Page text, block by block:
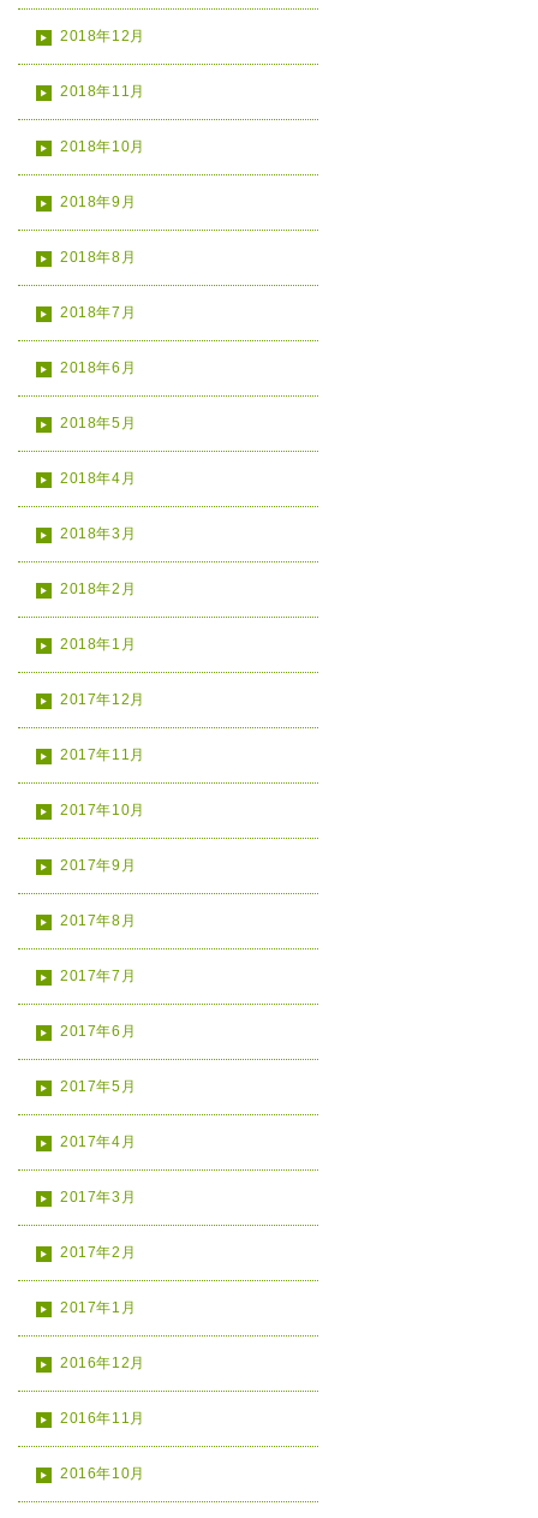
2018年12月
2018年11月
2018年10月
2018年9月
2018年8月
2018年7月
2018年6月
2018年5月
2018年4月
2018年3月
2018年2月
2018年1月
2017年12月
2017年11月
2017年10月
2017年9月
2017年8月
2017年7月
2017年6月
2017年5月
2017年4月
2017年3月
2017年2月
2017年1月
2016年12月
2016年11月
2016年10月